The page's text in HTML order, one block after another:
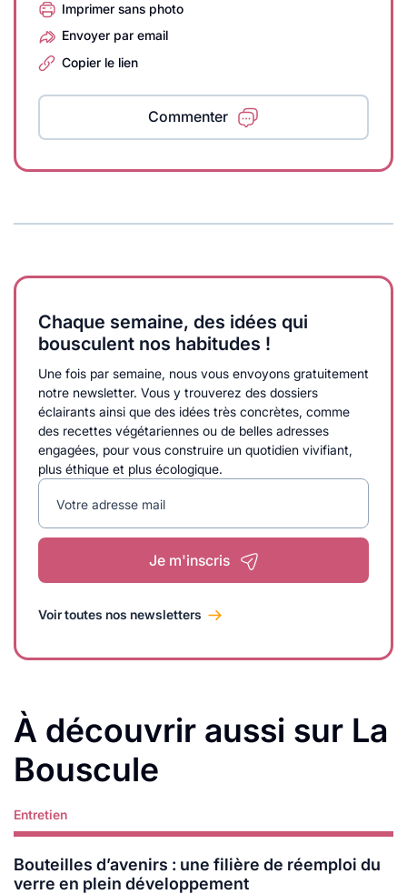
Imprimer sans photo
Envoyer par email
Copier le lien
Commenter
Chaque semaine, des idées qui
bousculent nos habitudes !
Une fois par semaine, nous vous envoyons gratuitement
notre newsletter. Vous y trouverez des dossiers
éclairants ainsi que des idées très concrètes, comme
des recettes végétariennes ou de belles adresses
engagées, pour vous construire un quotidien vivifiant,
plus éthique et plus écologique.
Votre adresse mail
Je m'inscris
Voir toutes nos newsletters
À découvrir aussi sur La
Bouscule
Entretien
Bouteilles d’avenirs : une filière de réemploi du
verre en plein développement
Lire plus